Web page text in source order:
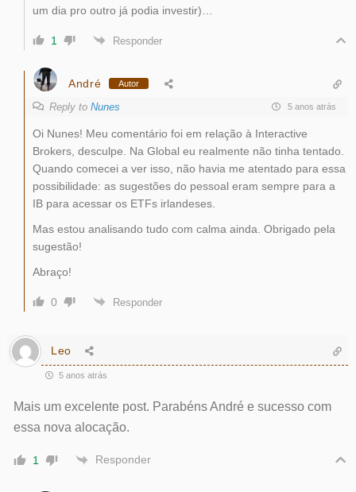
um dia pro outro já podia investir)…
1 Responder
André Autor
Reply to Nunes 5 anos atrás
Oi Nunes! Meu comentário foi em relação à Interactive
Brokers, desculpe. Na Global eu realmente não tinha tentado.
Quando comecei a ver isso, não havia me atentado para essa
possibilidade: as sugestões do pessoal eram sempre para a
IB para acessar os ETFs irlandeses.
Mas estou analisando tudo com calma ainda. Obrigado pela
sugestão!
Abraço!
0 Responder
Leo
5 anos atrás
Mais um excelente post. Parabéns André e sucesso com
essa nova alocação.
1 Responder